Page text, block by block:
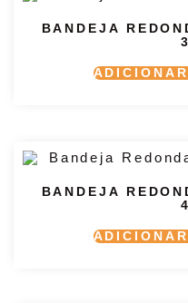
BANDEJA
BANDEJA